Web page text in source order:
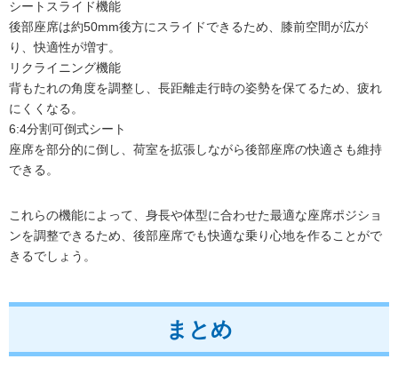
シートスライド機能
後部座席は約50mm後方にスライドできるため、膝前空間が広が
り、快適性が増す。
リクライニング機能
背もたれの角度を調整し、長距離走行時の姿勢を保てるため、疲れ
にくくなる。
6:4分割可倒式シート
座席を部分的に倒し、荷室を拡張しながら後部座席の快適さも維持
できる。
これらの機能によって、身長や体型に合わせた最適な座席ポジショ
ンを調整できるため、後部座席でも快適な乗り心地を作ることがで
きるでしょう。
まとめ